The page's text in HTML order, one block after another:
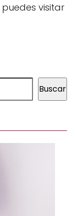
puedes visitar
Buscar